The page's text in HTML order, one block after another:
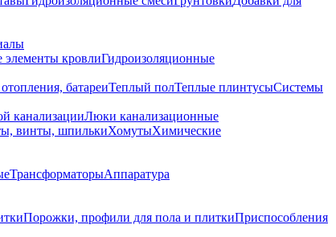
элементы кровлиГидроизоляционные
батареиТеплый полТеплые плинтусыСистемы
канализацииЛюки канализационные
винты, шпилькиХомутыХимические
ТрансформаторыАппаратура
Порожки, профили для пола и плиткиПриспособления